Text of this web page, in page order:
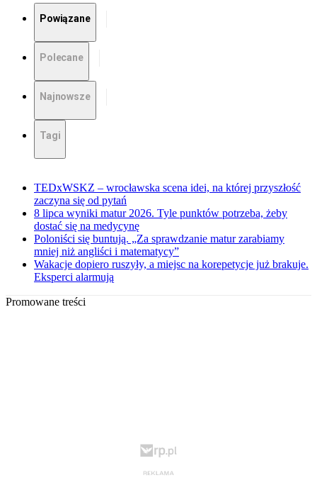
Powiązane
Polecane
Najnowsze
Tagi
TEDxWSKZ – wrocławska scena idei, na której przyszłość
zaczyna się od pytań
8 lipca wyniki matur 2026. Tyle punktów potrzeba, żeby
dostać się na medycynę
Poloniści się buntują. „Za sprawdzanie matur zarabiamy
mniej niż angliści i matematycy”
Wakacje dopiero ruszyły, a miejsc na korepetycje już brakuje.
Eksperci alarmują
Promowane treści